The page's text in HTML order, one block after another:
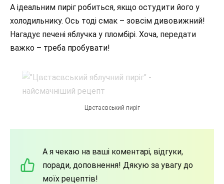
А ідеальним пиріг робиться, якщо остудити його у
холодильнику. Ось тоді смак – зовсім дивовижний!
Нагадує печені яблучка у пломбірі. Хоча, передати
важко – треба пробувати!
Цвєтаєвський пиріг
А я чекаю на ваші коментарі, відгуки,
поради, доповнення! Дякую за увагу до
моїх рецептів!